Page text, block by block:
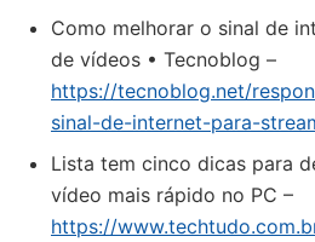
Como melhorar o sinal de
de vídeos • Tecnoblog –
https://tecnoblog.net/
sinal-de-internet-para-
Lista tem cinco dicas para
vídeo mais rápido no PC –
https://